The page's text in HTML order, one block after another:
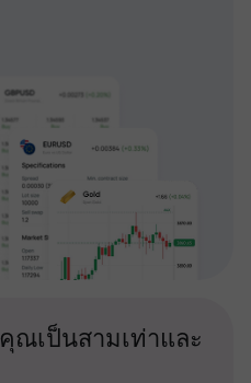
ณเป็นสามเท่าและ